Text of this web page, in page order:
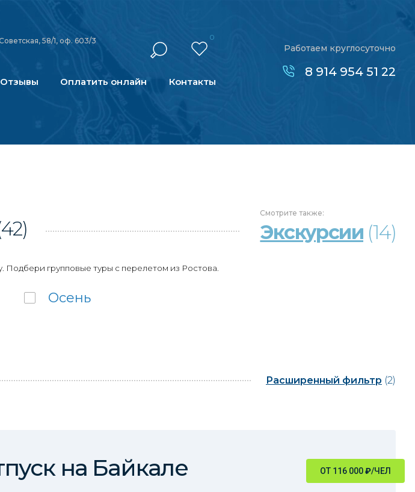
58/1, оф. 603/3 0
Отзывы Оплатить онлайн Контакты
Работаем круглосуточно
8 914 954 51 22
Смотрите также:
Экскурсии (14)
групповые туры с перелетом из Ростова.
Осень
Расширенный фильтр (2)
ОТ 116 000₽/ЧЕЛ
на Байкале